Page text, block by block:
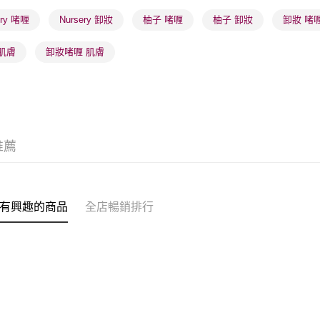
(澳門門
啫喱 Nursery 卸妝 柚子 啫喱 柚子 卸妝 卸妝 啫
膚 卸妝啫喱 肌膚
薦
興趣的商品 全店暢銷排行